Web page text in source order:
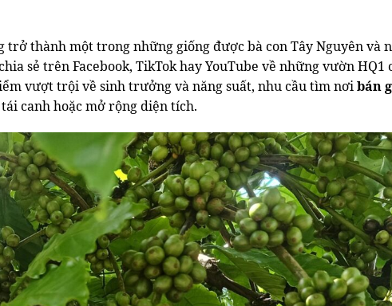
trở thành một trong những giống được bà con Tây Nguyên và
sẻ trên Facebook, TikTok hay YouTube về những vườn HQ1
vượt trội về sinh trưởng và năng suất, nhu cầu tìm nơibán
canh hoặc mở rộng diện tích.